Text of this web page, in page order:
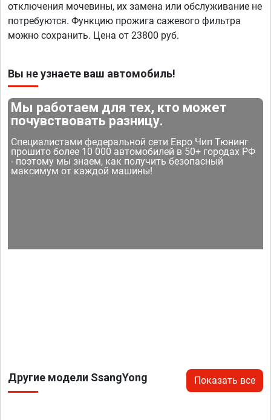
отключения мочевины, их замена или обслуживание не
потребуются. Функцию прожига сажевого фильтра
можно сохранить. Цена от 23800 руб.
Вы не узнаете ваш автомобиль!
Мы работаем для тех, кто может
почувствовать разницу.
Специалистами федеральной сети Евро Чип Тюнинг
прошито более 10 000 автомобилей в 50+ городах РФ
- поэтому мы знаем, как получить безопасный
максимум от каждой машины!
Другие модели SsangYong Показать все